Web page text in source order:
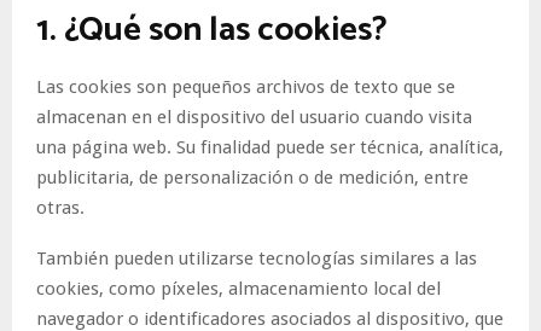
1. ¿Qué son las cookies?
Las cookies son pequeños archivos de texto que se
almacenan en el dispositivo del usuario cuando visita
una página web. Su finalidad puede ser técnica, analítica,
publicitaria, de personalización o de medición, entre
otras.
También pueden utilizarse tecnologías similares a las
cookies, como píxeles, almacenamiento local del
navegador o identificadores asociados al dispositivo, que